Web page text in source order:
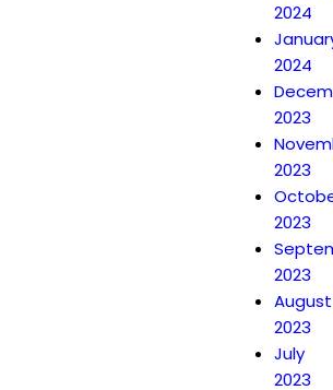
2024
2024
2023
2023
2023
2023
August
2023
July
2023